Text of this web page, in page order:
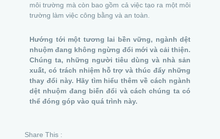
môi trường mà còn bao gồm cả việc tạo ra một môi
trường làm việc công bằng và an toàn.
Hướng tới một tương lai bền vững, ngành dệt
nhuộm đang không ngừng đổi mới và cải thiện.
Chúng ta, những người tiêu dùng và nhà sản
xuất, có trách nhiệm hỗ trợ và thúc đẩy những
thay đổi này. Hãy tìm hiểu thêm về cách ngành
dệt nhuộm đang biến đổi và cách chúng ta có
thể đóng góp vào quá trình này.
Share This :